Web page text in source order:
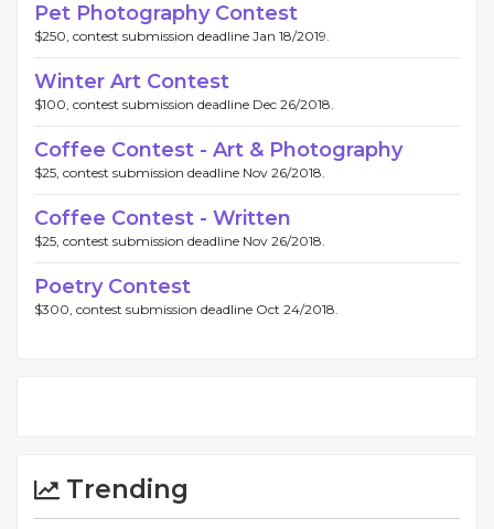
Pet Photography Contest
$250, contest submission deadline Jan 18/2019.
Winter Art Contest
$100, contest submission deadline Dec 26/2018.
Coffee Contest - Art & Photography
$25, contest submission deadline Nov 26/2018.
Coffee Contest - Written
$25, contest submission deadline Nov 26/2018.
Poetry Contest
$300, contest submission deadline Oct 24/2018.
Trending